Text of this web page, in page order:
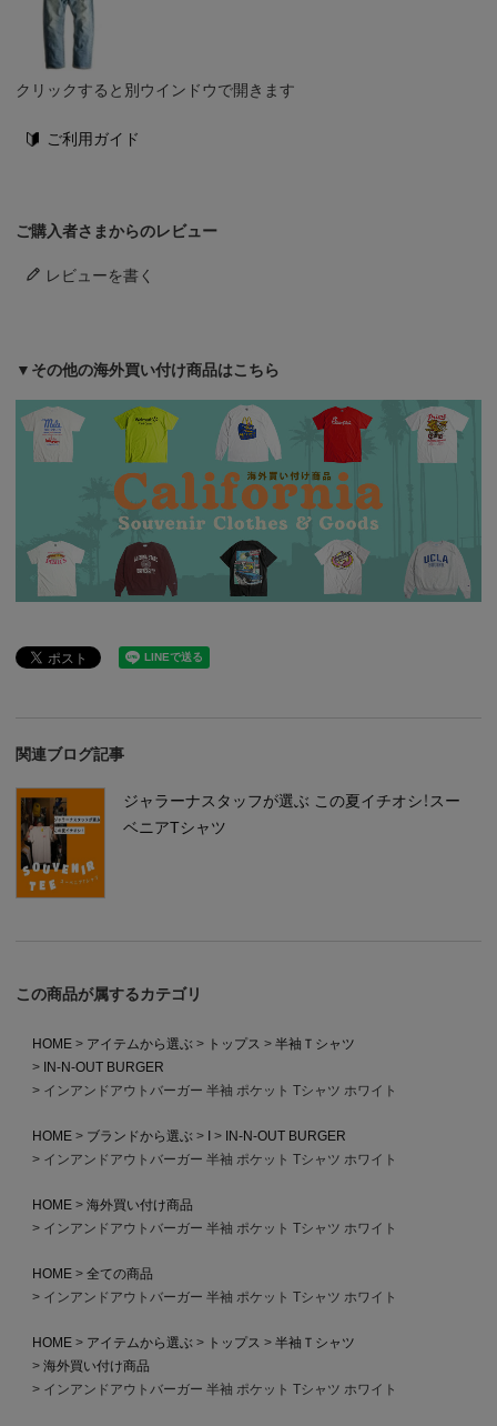
クリックすると別ウインドウで開きます
ご利用ガイド
ご購入者さまからのレビュー
レビューを書く
▼その他の海外買い付け商品はこちら
関連ブログ記事
ジャラーナスタッフが選ぶ この夏イチオシ！スー
ベニアTシャツ
この商品が属するカテゴリ
HOME アイテムから選ぶ トップス
半袖Ｔシャツ
IN-N-OUT BURGER
インアンドアウトバーガー 半袖 ポケット Tシャツ ホワイト
HOME ブランドから選ぶ
IN-N-OUT BURGER
インアンドアウトバーガー 半袖 ポケット Tシャツ ホワイト
HOME
海外買い付け商品
インアンドアウトバーガー 半袖 ポケット Tシャツ ホワイト
HOME
全ての商品
インアンドアウトバーガー 半袖 ポケット Tシャツ ホワイト
HOME アイテムから選ぶ トップス
半袖Ｔシャツ
海外買い付け商品
インアンドアウトバーガー 半袖 ポケット Tシャツ ホワイト